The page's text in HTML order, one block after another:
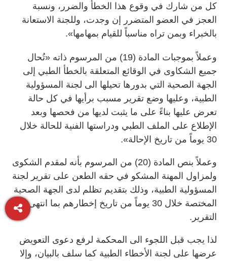
كل من شارك في وقوع هذا الخطأ والضرر، ونسبة
العجز في العضو المتضرر إن وجدت، وللجنة الاستعانة
بالخبراء وبمن تراه مناسباً للقيام بمهامها».
وعملاً بموجبات المادة (19) من المرسوم ذاته «تُحال
جميع الشكاوى في الوقائع المتعلقة بالخطأ الطبي إلى
الجهة الصحية التي بدورها تحيلها الى لجنة المسؤولية
الطبية، وعليها وضع تقرير مسبب برأيها في كل حالة
تعرض عليها بناءً على ما يثبت لديها من فحصها وبعد
الإطلاع على الملف الطبي ودراستها الفنية للحالة خلال
30 يوماً من تاريخ الإحالة».
وعملاً بنص المادة (20) من المرسوم بأنه لمقدم الشكوى
ولمزاول المهنة المشكو في حقه الطعن على تقرير لجنة
المسؤولية الطبية، وذلك بتقديم تظلم لدى الجهة الصحية
المختصة خلال 30 يوماً من تاريخ إخطارهم بما انتهى إليه
التقرير.
لذا يجب قبل اللجوء الى المحكمة لرفع دعوى التعويض
عرضها على لجنة الأخطاء الطبية كما سلف بالبيان، وإلا